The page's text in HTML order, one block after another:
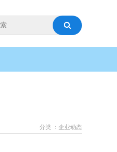
分类 ：企业动态